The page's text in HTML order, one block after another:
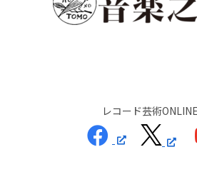
レコード芸術